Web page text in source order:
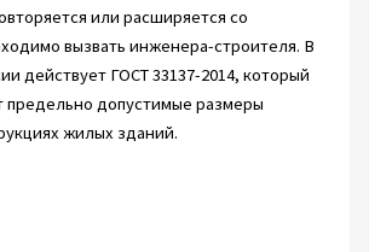
или расширяется со
вызвать инженера-строителя. В
действует ГОСТ 33137-2014, который
предельно допустимые размеры
жилых зданий.